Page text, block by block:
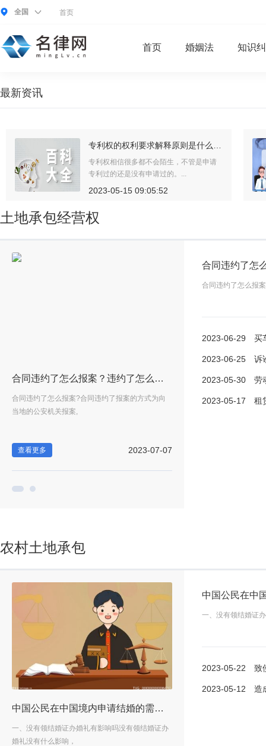
全国 首页
首页 婚姻法 知识
最新资讯
专利权相信很多都不会陌生，不管是申请
专利过的还是没有申请过的。...
2023-05-15 09:05:52
土地承包经营权
合同违约了怎么报案？违约了怎么赔偿？
合同违约了怎么报案?合同违约了报案的方式为向
当地的公安机关报案,
查看更多 2023-07-07
买车是夫妻共同财产吗?如
合同违约了怎
合同违约了怎么报
2023-06-29 买车
2023-06-25 诉讼离
2023-05-30 劳动保护
2023-05-17 租赁合
农村土地承包
中国公民在中国境内申请结婚的需要什么材料？登记结婚几个环节？ 每日焦点
一、没有领结婚证办婚礼有影响吗没有领结婚证办
婚礼没有什么影响，
一、没有领结婚证
2023-05-22 致使
2023-05-12 造成交